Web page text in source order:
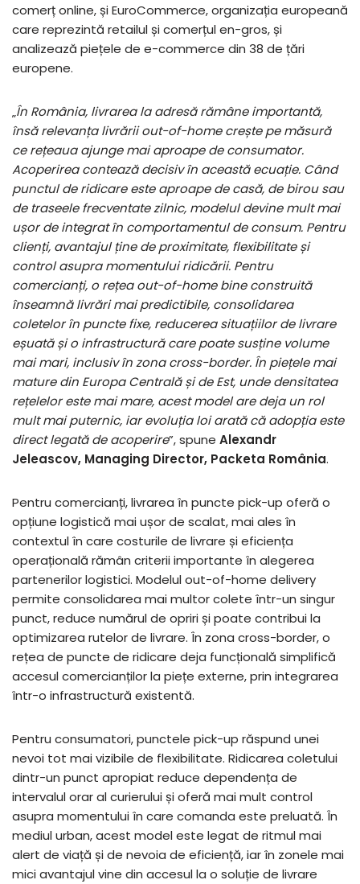
comerț online, și EuroCommerce, organizația europeană
care reprezintă retailul și comerțul en-gros, și
analizează piețele de e-commerce din 38 de țări
europene.
„În România, livrarea la adresă rămâne importantă,
însă relevanța livrării out-of-home crește pe măsură
ce rețeaua ajunge mai aproape de consumator.
Acoperirea contează decisiv în această ecuație. Când
punctul de ridicare este aproape de casă, de birou sau
de traseele frecventate zilnic, modelul devine mult mai
ușor de integrat în comportamentul de consum. Pentru
clienți, avantajul ține de proximitate, flexibilitate și
control asupra momentului ridicării. Pentru
comercianți, o rețea out-of-home bine construită
înseamnă livrări mai predictibile, consolidarea
coletelor în puncte fixe, reducerea situațiilor de livrare
eșuată și o infrastructură care poate susține volume
mai mari, inclusiv în zona cross-border. În piețele mai
mature din Europa Centrală și de Est, unde densitatea
rețelelor este mai mare, acest model are deja un rol
mult mai puternic, iar evoluția loi arată că adopția este
direct legată de acoperire”, spune Alexandr
Jeleascov, Managing Director, Packeta România.
Pentru comercianți, livrarea în puncte pick-up oferă o
opțiune logistică mai ușor de scalat, mai ales în
contextul în care costurile de livrare și eficiența
operațională rămân criterii importante în alegerea
partenerilor logistici. Modelul out-of-home delivery
permite consolidarea mai multor colete într-un singur
punct, reduce numărul de opriri și poate contribui la
optimizarea rutelor de livrare. În zona cross-border, o
rețea de puncte de ridicare deja funcțională simplifică
accesul comercianților la piețe externe, prin integrarea
într-o infrastructură existentă.
Pentru consumatori, punctele pick-up răspund unei
nevoi tot mai vizibile de flexibilitate. Ridicarea coletului
dintr-un punct apropiat reduce dependența de
intervalul orar al curierului și oferă mai mult control
asupra momentului în care comanda este preluată. În
mediul urban, acest model este legat de ritmul mai
alert de viață și de nevoia de eficiență, iar în zonele mai
mici avantajul vine din accesul la o soluție de livrare